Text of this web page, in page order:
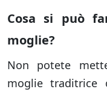
Cosa si può
moglie?
Non potete
moglie traditrice